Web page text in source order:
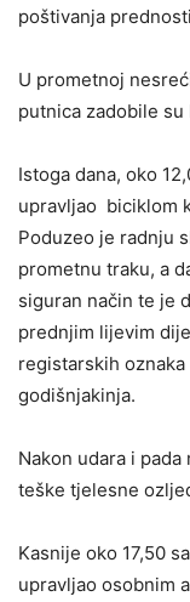
poštivanja
U prometnoj
putnica zadobile
Istoga dana, oko
upravljao biciklom
Poduzeo je radnju
prometnu traku, a
siguran način te je
prednjim lijevim
registarskih
godišnjakinja.
Nakon udara i
teške tjelesne
Kasnije oko 17,50
upravljao osobnim